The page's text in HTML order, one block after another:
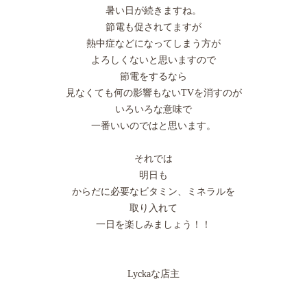
暑い日が続きますね。
節電も促されてますが
熱中症などになってしまう方が
よろしくないと思いますので
節電をするなら
見なくても何の影響もないTVを消すのが
いろいろな意味で
一番いいのではと思います。
それでは
明日も
からだに必要なビタミン、ミネラルを
取り入れて
一日を楽しみましょう！！
Lyckaな店主